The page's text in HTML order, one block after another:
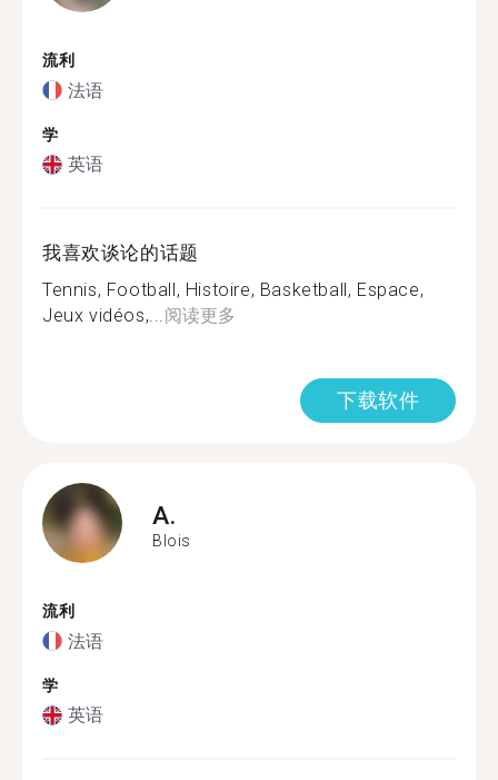
流利
法语
学
英语
我喜欢谈论的话题
Tennis, Football, Histoire, Basketball, Espace,
Jeux vidéos,...阅读更多
下载软件
A.
Blois
流利
法语
学
英语